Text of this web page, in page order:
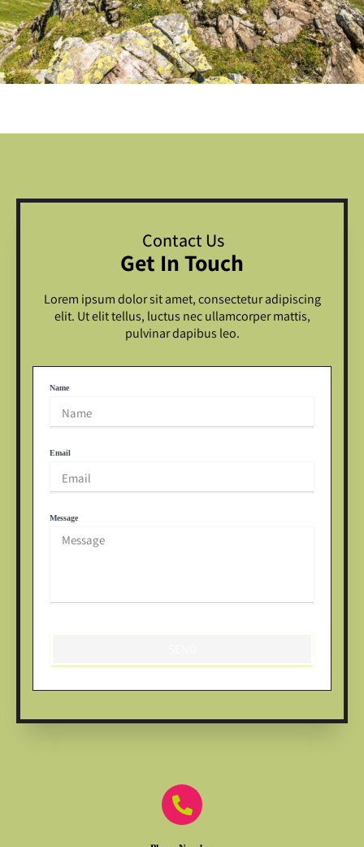
Contact Us
Get In Touch
Lorem ipsum dolor sit amet, consectetur adipiscing
elit. Ut elit tellus, luctus nec ullamcorper mattis,
pulvinar dapibus leo.
Name
Email
Message